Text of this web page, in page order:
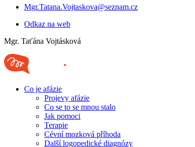
Mgr.Tatana.Vojtaskova@seznam.cz
Odkaz na web
Mgr. Taťána Vojtásková
Co je afázie
Projevy afázie
Co se to se mnou stalo
Jak pomoci
Terapie
Cévní mozková příhoda
Další logopedické diagnózy